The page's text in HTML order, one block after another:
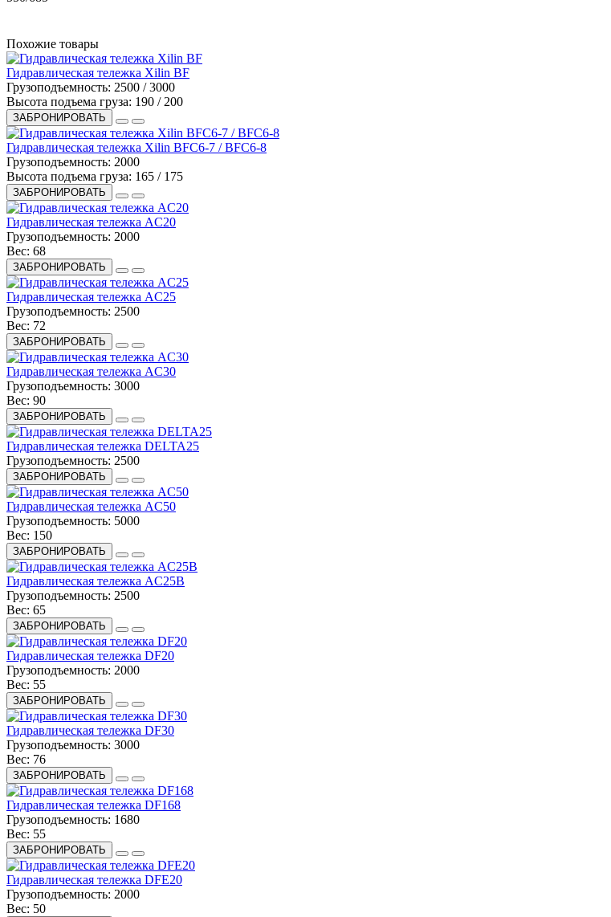
Похожие товары
Гидравлическая тележка Xilin BF
Грузоподъемность: 2500 / 3000
Высота подъема груза: 190 / 200
ЗАБРОНИРОВАТЬ
Гидравлическая тележка Xilin BFC6-7 / BFC6-8
Грузоподъемность: 2000
Высота подъема груза: 165 / 175
ЗАБРОНИРОВАТЬ
Гидравлическая тележка AC20
Грузоподъемность: 2000
Вес: 68
ЗАБРОНИРОВАТЬ
Гидравлическая тележка AC25
Грузоподъемность: 2500
Вес: 72
ЗАБРОНИРОВАТЬ
Гидравлическая тележка AC30
Грузоподъемность: 3000
Вес: 90
ЗАБРОНИРОВАТЬ
Гидравлическая тележка DELTA25
Грузоподъемность: 2500
ЗАБРОНИРОВАТЬ
Гидравлическая тележка AC50
Грузоподъемность: 5000
Вес: 150
ЗАБРОНИРОВАТЬ
Гидравлическая тележка AC25B
Грузоподъемность: 2500
Вес: 65
ЗАБРОНИРОВАТЬ
Гидравлическая тележка DF20
Грузоподъемность: 2000
Вес: 55
ЗАБРОНИРОВАТЬ
Гидравлическая тележка DF30
Грузоподъемность: 3000
Вес: 76
ЗАБРОНИРОВАТЬ
Гидравлическая тележка DF168
Грузоподъемность: 1680
Вес: 55
ЗАБРОНИРОВАТЬ
Гидравлическая тележка DFE20
Грузоподъемность: 2000
Вес: 50